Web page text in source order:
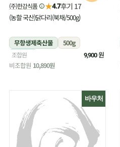
(주)한강식품 ★4.7후기 17
(농할 국산)닭다리(북채/500g)
무항생제축산물
500g
냉장
조합원 9,900원
비조합원 10,890원
바우처